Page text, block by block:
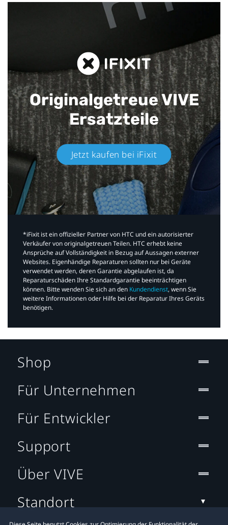
Originalgetreue VIVE
Ersatzteile
Jetzt kaufen bei iFixit​
*iFixit ist ein offizieller Partner von HTC und ein autorisierter
Verkäufer von originalgetreuen Teilen. HTC erhebt keine
Ansprüche auf Vollständigkeit in Bezug auf Aussagen externer
Websites. Eigenhändige Reparaturen sollten nur bei Geräte
verwendet werden, deren Garantie abgelaufen ist, da
Reparaturschäden Ihre Standardgarantie beeinträchtigen
können. Bitte wenden Sie sich an den Kundendienst, wenn Sie
weitere Informationen oder Hilfe bei der Reparatur Ihres Geräts
benötigen.​
Shop
Für Unternehmen
Für Entwickler
Support
Über VIVE
Standort